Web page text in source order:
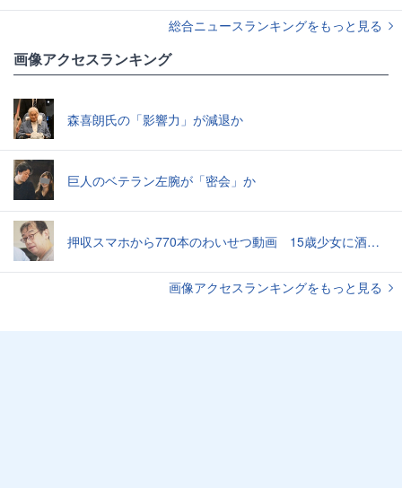
総合ニュースランキングをもっと見る
画像アクセスランキング
森喜朗氏の「影響力」が減退か
巨人のベテラン左腕が「密会」か
押収スマホから770本のわいせつ動画 15歳少女に酒と薬飲ませ性的暴行か 54歳男を再逮捕 「薬もありますよ」とSNSで誘い出し
画像アクセスランキングをもっと見る